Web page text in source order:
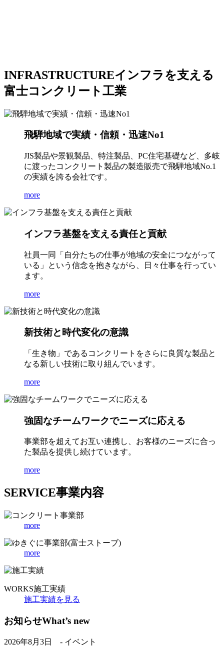
INFRASTRUCTUREインフラを支える
富士コンクリート工業
飛騨地域で実績・信頼・迅速No1
JIS製品や景観製品、特注製品、PC住宅基礎など、多岐
に渡ったコンクリート製品の製造販売で飛騨地域No.1
の実績を誇る会社です。
more
インフラ基盤を支える責任と貢献
社員一同「自分たちの仕事が地域の安全につながって
いる」という信念を抱きながら、日々仕事を行ってい
ます。
more
新技術と時代変化の意識
「生き物」であるコンクリートをさらに良質な製品と
なる新しい技術に取り組んでいます。
more
強固なチームワークでニーズに応える
事業部を超えてお互い連携し、お客様のニーズに合っ
た製品を提供し続けています。
more
SERVICE事業内容
more
more
WORKS施工実績
施工実績を見る
お知らせWhat’s new
2026年8月3日 - イベント